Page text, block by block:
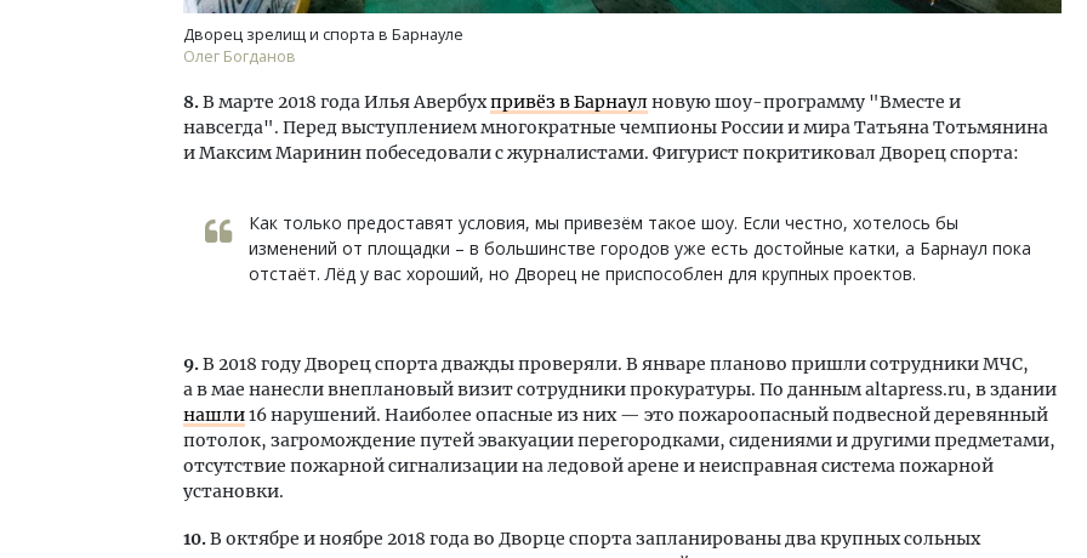
Дворец зрелищ и спорта в Барнауле
Олег Богданов
8.В марте 2018 года Илья Авербухпривёз в Барнаулновую шоу-программу "Вместе и
навсегда". Перед выступлением многократные чемпионы России и мира Татьяна Тотьмянина
и Максим Маринин побеседовали с журналистами. Фигурист покритиковал Дворец спорта:
Как только предоставят условия, мы привезём такое шоу. Если честно, хотелось бы
изменений от площадки – в большинстве городов уже есть достойные катки, а Барнаул пока
отстаёт. Лёд у вас хороший, но Дворец не приспособлен для крупных проектов.
9.В 2018 году Дворец спорта дважды проверяли. В январе планово пришли сотрудники МЧС,
а в мае нанесли внеплановый визит сотрудники прокуратуры. По данным altapress.ru, в здании
нашли16 нарушений. Наиболее опасные из них — это пожароопасный подвесной деревянный
потолок, загромождение путей эвакуации перегородками, сидениями и другими предметами,
отсутствие пожарной сигнализации на ледовой арене и неисправная система пожарной
установки.
10.В октябре и ноябре 2018 года во Дворце спорта запланированы два крупных сольных